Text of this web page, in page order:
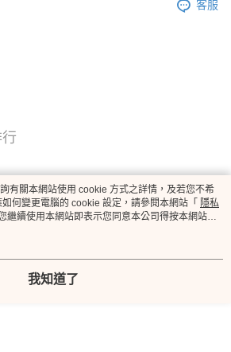
客服
有關本網站使用 cookie 方式之詳情，及若您不希
何變更電腦的 cookie 設定，請參閱本網站「 隱私
繼續使用本網站即表示您同意本公司得按本網站使
。
我知道了